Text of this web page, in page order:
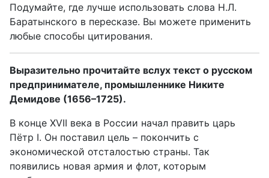
Подумайте, где лучше использовать слова Н.Л.
Баратынского в пересказе. Вы можете применить
любые способы цитирования.
Выразительно прочитайте вслух текст о русском
предпринимателе, промышленнике Никите
Демидове (1656–1725).
В конце XVII века в России начал править царь
Пётр I. Он поставил цель – покончить с
экономической отсталостью страны. Так
появились новая армия и флот, которым